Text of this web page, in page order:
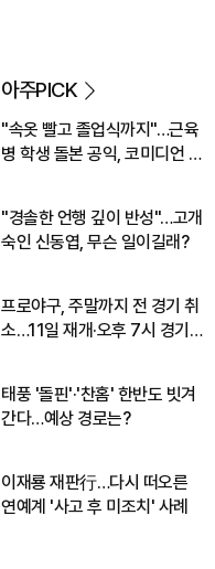
아주PICK
"속옷 빨고 졸업식까지"…근육
병 학생 돌본 공익, 코미디언 김
"경솔한 언행 깊이 반성"…고개
숙인 신동엽, 무슨 일이길래?
프로야구, 주말까지 전 경기 취
소…11일 재개·오후 7시 경기
태풍 '돌핀'·'찬홈' 한반도 빗겨
간다…예상 경로는?
이재룡 재판行…다시 떠오른
연예계 '사고 후 미조치' 사례